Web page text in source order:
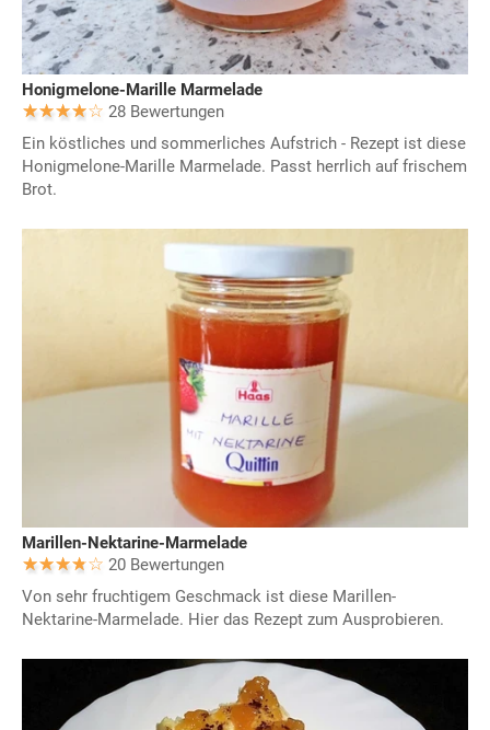
Honigmelone-Marille Marmelade
28 Bewertungen
Ein köstliches und sommerliches Aufstrich - Rezept ist diese
Honigmelone-Marille Marmelade. Passt herrlich auf frischem
Brot.
Marillen-Nektarine-Marmelade
20 Bewertungen
Von sehr fruchtigem Geschmack ist diese Marillen-
Nektarine-Marmelade. Hier das Rezept zum Ausprobieren.